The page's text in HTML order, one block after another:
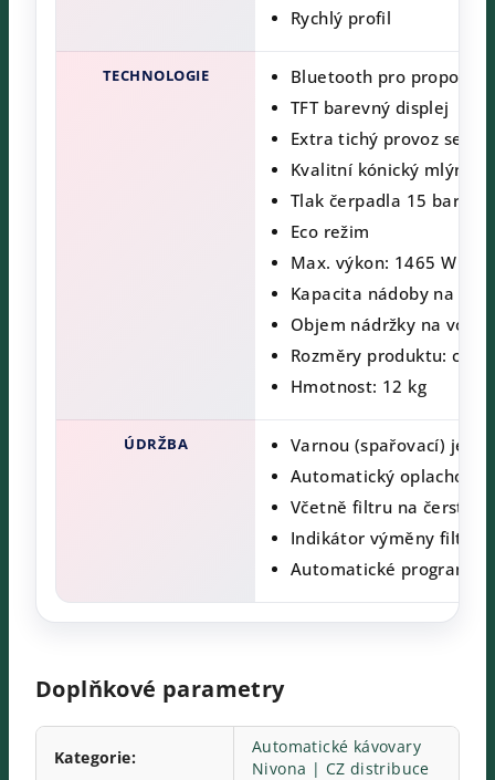
Rychlý profil
TECHNOLOGIE
Bluetooth pro propojení
TFT barevný displej
Extra tichý provoz se
Kvalitní kónický mlýnek
Tlak čerpadla 15 bar
Eco režim
Max. výkon: 1465 W
Kapacita nádoby na
Objem nádržky na
Rozměry produktu: cca
Hmotnost: 12 kg
ÚDRŽBA
Varnou (spařovací)
Automatický
Včetně filtru na čerstvou
Indikátor výměny filtru
Automatické programy
Doplňkové parametry
Kategorie:
Automatické kávovary
Nivona | CZ distribuce